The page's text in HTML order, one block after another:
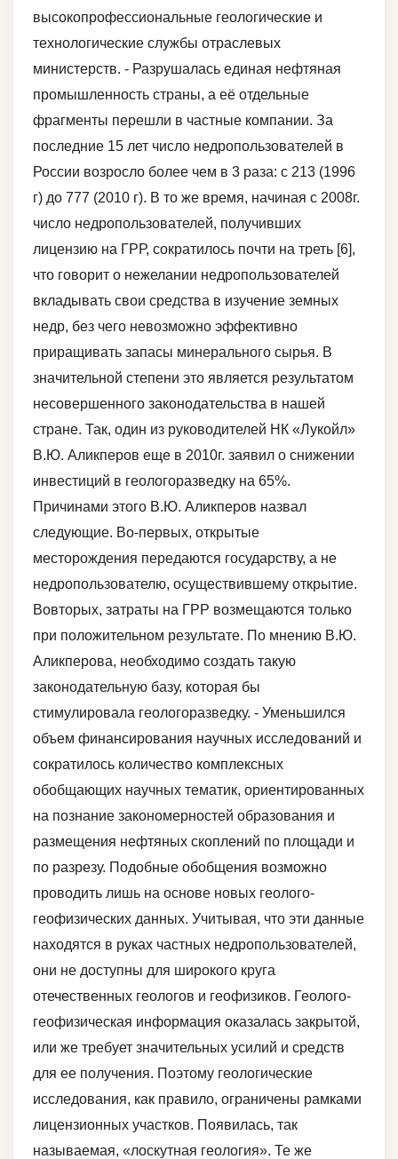
высокопрофессиональные геологические и
технологические службы отраслевых
министерств. - Разрушалась единая нефтяная
промышленность страны, а её отдельные
фрагменты перешли в частные компании. За
последние 15 лет число недропользователей в
России возросло более чем в 3 раза: с 213 (1996
г) до 777 (2010 г). В то же время, начиная с 2008г.
число недропользователей, получивших
лицензию на ГРР, сократилось почти на треть [6],
что говорит о нежелании недропользователей
вкладывать свои средства в изучение земных
недр, без чего невозможно эффективно
приращивать запасы минерального сырья. В
значительной степени это является результатом
несовершенного законодательства в нашей
стране. Так, один из руководителей НК «Лукойл»
В.Ю. Аликперов еще в 2010г. заявил о снижении
инвестиций в геологоразведку на 65%.
Причинами этого В.Ю. Аликперов назвал
следующие. Во-первых, открытые
месторождения передаются государству, а не
недропользователю, осуществившему открытие.
Вовторых, затраты на ГРР возмещаются только
при положительном результате. По мнению В.Ю.
Аликперова, необходимо создать такую
законодательную базу, которая бы
стимулировала геологоразведку. - Уменьшился
объем финансирования научных исследований и
сократилось количество комплексных
обобщающих научных тематик, ориентированных
на познание закономерностей образования и
размещения нефтяных скоплений по площади и
по разрезу. Подобные обобщения возможно
проводить лишь на основе новых геолого-
геофизических данных. Учитывая, что эти данные
находятся в руках частных недропользователей,
они не доступны для широкого круга
отечественных геологов и геофизиков. Геолого-
геофизическая информация оказалась закрытой,
или же требует значительных усилий и средств
для ее получения. Поэтому геологические
исследования, как правило, ограничены рамками
лицензионных участков. Появилась, так
называемая, «лоскутная геология». Те же